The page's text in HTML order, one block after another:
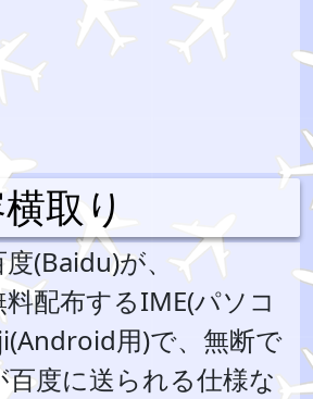
取り
(Baidu)が、
配布するIME(パソコ
用)で、無断で
百度に送られる仕様な